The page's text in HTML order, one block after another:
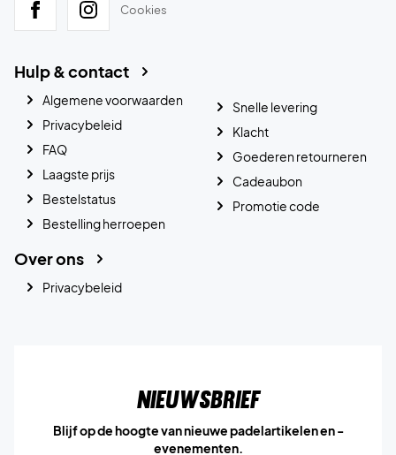
Cookies
Hulp & contact
Algemene voorwaarden
Privacybeleid
FAQ
Laagste prijs
Bestelstatus
Bestelling herroepen
Snelle levering
Klacht
Goederen retourneren
Cadeaubon
Promotie code
Over ons
Privacybeleid
Nieuwsbrief
Blijf op de hoogte van nieuwe padelartikelen en -
evenementen.